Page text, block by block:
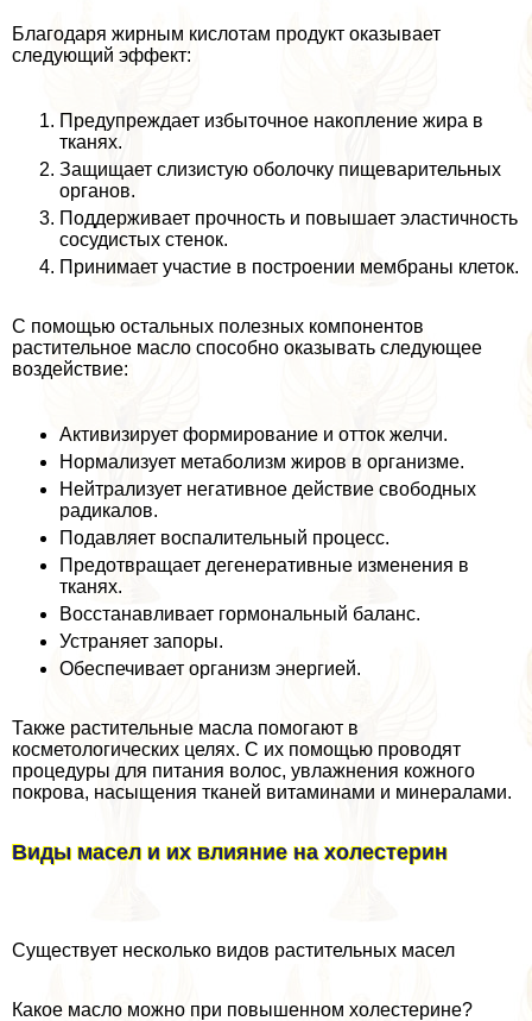
Благодаря жирным кислотам продукт оказывает
следующий эффект:
Предупреждает избыточное накопление жира в
тканях.
Защищает слизистую оболочку пищеварительных
органов.
Поддерживает прочность и повышает эластичность
сосудистых стенок.
Принимает участие в построении мембраны клеток.
С помощью остальных полезных компонентов
растительное масло способно оказывать следующее
воздействие:
Активизирует формирование и отток желчи.
Нормализует метаболизм жиров в организме.
Нейтрализует негативное действие свободных
радикалов.
Подавляет воспалительный процесс.
Предотвращает дегенеративные изменения в
тканях.
Восстанавливает гормональный баланс.
Устраняет запоры.
Обеспечивает организм энергией.
Также растительные масла помогают в
косметологических целях. С их помощью проводят
процедуры для питания волос, увлажнения кожного
покрова, насыщения тканей витаминами и минералами.
Виды масел и их влияние на холестерин
Существует несколько видов растительных масел
Какое масло можно при повышенном холестерине?